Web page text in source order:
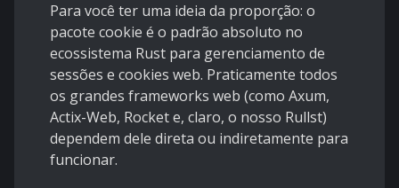
Para você ter uma ideia da proporção: o
pacote cookie é o padrão absoluto no
ecossistema Rust para gerenciamento de
sessões e cookies web. Praticamente todos
os grandes frameworks web (como Axum,
Actix-Web, Rocket e, claro, o nosso Rullst)
dependem dele direta ou indiretamente para
funcionar.